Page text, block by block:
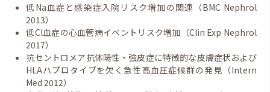
低Na血症と感染症入院リスク増加の関連（BMC Nephrol
2013）
低Cl血症の心血管病イベントリスク増加（Clin Exp Nephrol
2017）
抗セントロメア抗体陽性・強皮症に特徴的な皮膚症状および
HLAハプロタイプを欠く急性高血圧症候群の発見（Intern
Med 2012）